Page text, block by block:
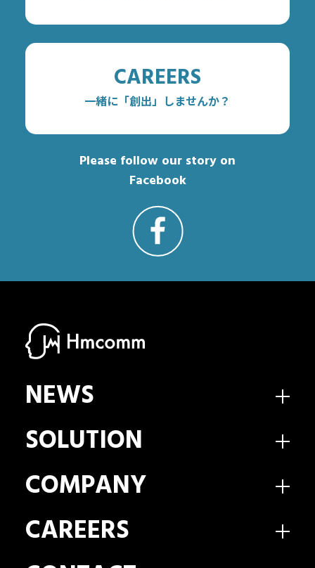
CAREERS
一緒に「創出」しませんか？
Please follow our story on
Facebook
NEWS
SOLUTION
COMPANY
CAREERS